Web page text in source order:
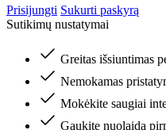
Prisijungti Sukurti paskyrą
Sutikimų nustatymai
Greitas išsiuntimas
Nemokamas
Mokėkite saugiai
Gaukite nuolaidą